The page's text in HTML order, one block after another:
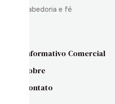
Sabedoria e fé
Informativo Comercial
Sobre
Contato